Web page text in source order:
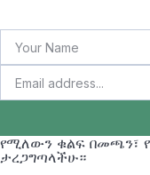
የሚለውን ቁልፍ በመጫን፣
ታረጋግጣላችሁ።